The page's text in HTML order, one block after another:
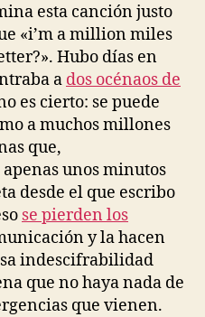
esta canción justo
«i’m a million miles
Hubo días en
a dos océnaos de
es cierto: se puede
a muchos millones
que,
unos minutos
desde el que escribo
se pierden los
y la hacen
indescifrabilidad
que no haya nada de
que vienen.